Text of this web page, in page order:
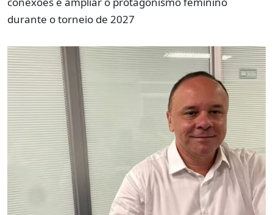
durante o torneio de 2027